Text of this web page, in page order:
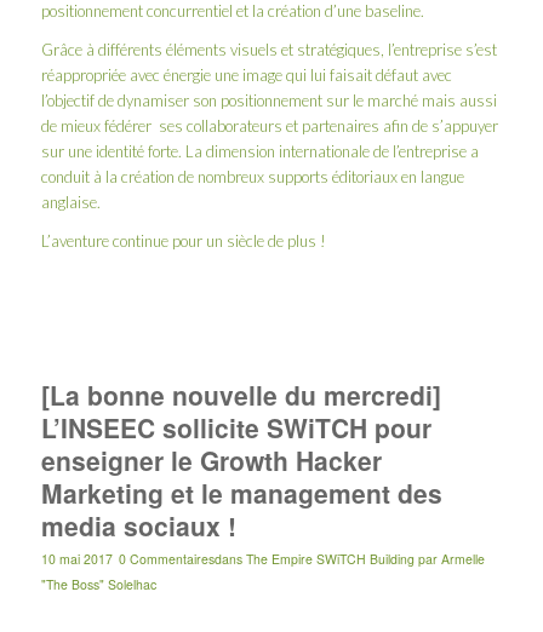
positionnement concurrentiel et la création d’une baseline.
Grâce à différents éléments visuels et stratégiques, l’entreprise s’est
réappropriée avec énergie une image qui lui faisait défaut avec
l’objectif de dynamiser son positionnement sur le marché mais aussi
de mieux fédérer ses collaborateurs et partenaires afin de s’appuyer
sur une identité forte. La dimension internationale de l’entreprise a
conduit à la création de nombreux supports éditoriaux en langue
anglaise.
L’aventure continue pour un siècle de plus !
[La bonne nouvelle du mercredi]
L’INSEEC sollicite SWiTCH pour
enseigner le Growth Hacker
Marketing et le management des
media sociaux !
10 mai 2017 0 Commentairesdans The Empire SWiTCH Building par Armelle
"The Boss" Solelhac